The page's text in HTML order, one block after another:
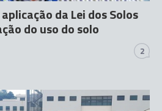
da Lei dos Solos
do uso do solo
2